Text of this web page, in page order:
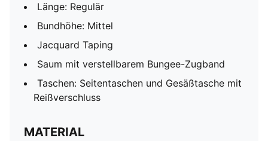
Länge: Regulär
Bundhöhe: Mittel
Jacquard Taping
Saum mit verstellbarem Bungee-Zugband
Taschen: Seitentaschen und Gesäßtasche mit
Reißverschluss
MATERIAL